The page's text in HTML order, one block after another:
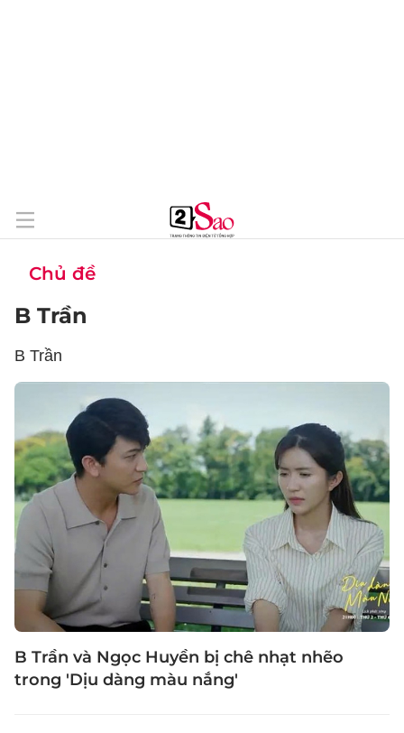
Chủ đề
B Trần
B Trần
B Trần và Ngọc Huyền bị chê nhạt nhẽo
trong 'Dịu dàng màu nắng'